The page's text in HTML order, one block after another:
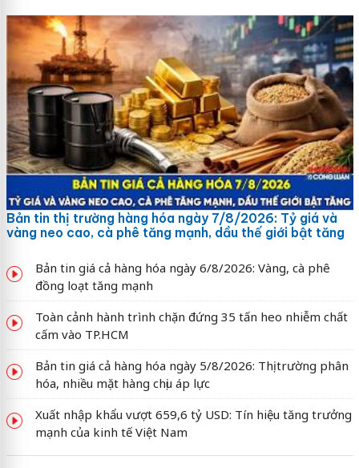
Bản tin thị trường hàng hóa ngày 7/8/2026: Tỷ giá và
vàng neo cao, cà phê tăng mạnh, dầu thế giới bật tăng
Bản tin giá cả hàng hóa ngày 6/8/2026: Vàng, cà phê
đồng loạt tăng mạnh
Toàn cảnh hành trình chặn đứng 35 tấn heo nhiễm chất
cấm vào TP.HCM
Bản tin giá cả hàng hóa ngày 5/8/2026: Thị trường phân
hóa, nhiều mặt hàng chịu áp lực
Xuất nhập khẩu vượt 659,6 tỷ USD: Tín hiệu tăng trưởng
mạnh của kinh tế Việt Nam